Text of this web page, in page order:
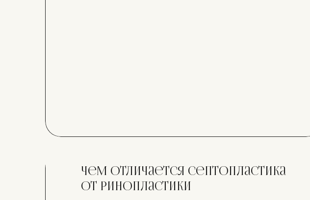
Чем отличается септопластика
от ринопластики